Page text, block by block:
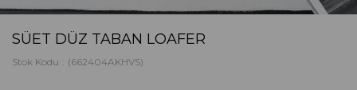
SÜET DÜZ TABAN LOAFER
Stok Kodu (662404AKHVS)